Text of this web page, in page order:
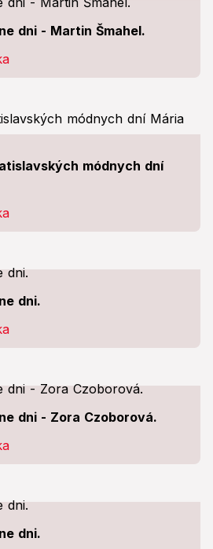
dni - Martin Šmahel.
módnych dní
dni.
dni - Zora Czoborová.
dni.